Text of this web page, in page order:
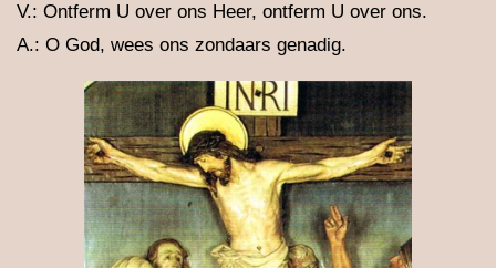
V.: Ontferm U over ons Heer, ontferm U over ons.
A.: O God, wees ons zondaars genadig.